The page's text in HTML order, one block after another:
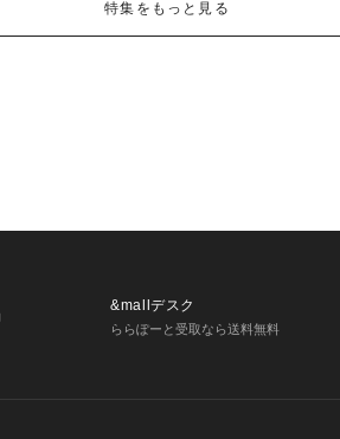
特集をもっと見る
&mallデスク
ららぽーと受取なら送料無料